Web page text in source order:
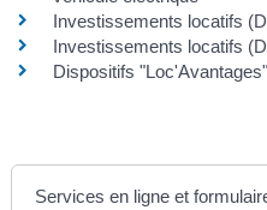
Investissements locatifs
Investissements locatifs
Dispositifs
Services en ligne et